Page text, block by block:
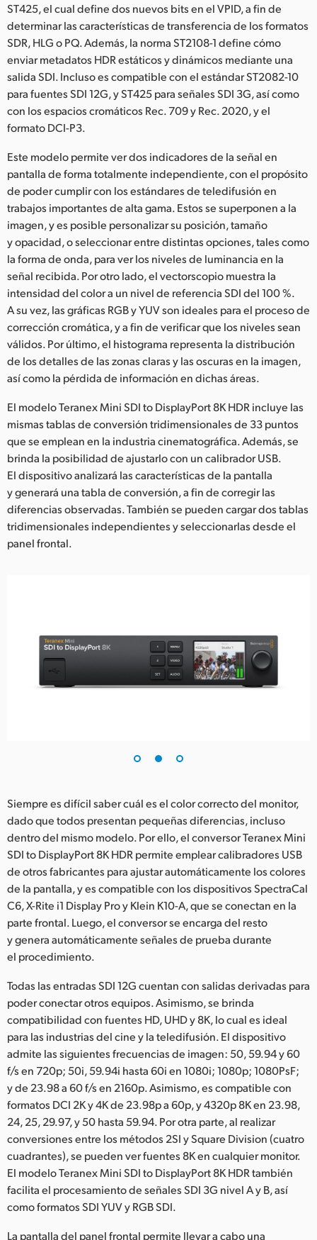
ST425, el cual define dos nuevos bits en el VPID, a fin de
determinar las características de transferencia de los formatos
SDR, HLG o PQ. Además, la norma ST2108-1 define cómo
enviar metadatos HDR estáticos y dinámicos mediante una
salida SDI. Incluso es compatible con el estándar ST2082-10
para fuentes SDI 12G, y ST425 para señales SDI 3G, así como
con los espacios cromáticos Rec. 709 y Rec. 2020, y el
formato DCI-P3.
Este modelo permite ver dos indicadores de la señal en
pantalla de forma totalmente independiente, con el propósito
de poder cumplir con los estándares de teledifusión en
trabajos importantes de alta gama. Estos se superponen a la
imagen, y es posible personalizar su posición, tamaño
y opacidad, o seleccionar entre distintas opciones, tales como
la forma de onda, para ver los niveles de luminancia en la
señal recibida. Por otro lado, el vectorscopio muestra la
intensidad del color a un nivel de referencia SDI del 100 %.
A su vez, las gráficas RGB y YUV son ideales para el proceso de
corrección cromática, y a fin de verificar que los niveles sean
válidos. Por último, el histograma representa la distribución
de los detalles de las zonas claras y las oscuras en la imagen,
así como la pérdida de información en dichas áreas.
El modelo Teranex Mini SDI to DisplayPort 8K HDR incluye las
mismas tablas de conversión tridimensionales de 33 puntos
que se emplean en la industria cinematográfica. Además, se
brinda la posibilidad de ajustarlo con un calibrador USB.
El dispositivo analizará las características de la pantalla
y generará una tabla de conversión, a fin de corregir las
diferencias observadas. También se pueden cargar dos tablas
tridimensionales independientes y seleccionarlas desde el
panel frontal.
Siempre es difícil saber cuál es el color correcto del monitor,
dado que todos presentan pequeñas diferencias, incluso
dentro del mismo modelo. Por ello, el conversor Teranex Mini
SDI to DisplayPort 8K HDR permite emplear calibradores USB
de otros fabricantes para ajustar automáticamente los colores
de la pantalla, y es compatible con los dispositivos SpectraCal
C6, X-Rite i1 Display Pro y Klein K10-A, que se conectan en la
parte frontal. Luego, el conversor se encarga del resto
y genera automáticamente señales de prueba durante
el procedimiento.
Todas las entradas SDI 12G cuentan con salidas derivadas para
poder conectar otros equipos. Asimismo, se brinda
compatibilidad con fuentes HD, UHD y 8K, lo cual es ideal
para las industrias del cine y la teledifusión. El dispositivo
admite las siguientes frecuencias de imagen: 50, 59.94 y 60
f/s en 720p; 50i, 59.94i hasta 60i en 1080i; 1080p; 1080PsF;
y de 23.98 a 60 f/s en 2160p. Asimismo, es compatible con
formatos DCI 2K y 4K de 23.98p a 60p, y 4320p 8K en 23.98,
24, 25, 29.97, y 50 hasta 59.94. Por otra parte, al realizar
conversiones entre los métodos 2SI y Square Division (cuatro
cuadrantes), se pueden ver fuentes 8K en cualquier monitor.
El modelo Teranex Mini SDI to DisplayPort 8K HDR también
facilita el procesamiento de señales SDI 3G nivel A y B, así
como formatos SDI YUV y RGB SDI.
La pantalla del panel frontal permite llevar a cabo una